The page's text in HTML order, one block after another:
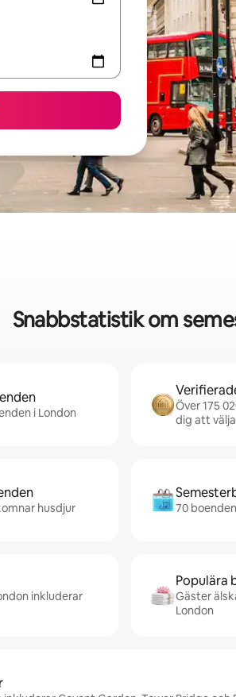
Snabbstatistik om
i London
Över 175
dig att välja
husdjur 70
inkluderar
Populära
Gäster
London